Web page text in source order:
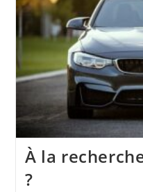
À la
?